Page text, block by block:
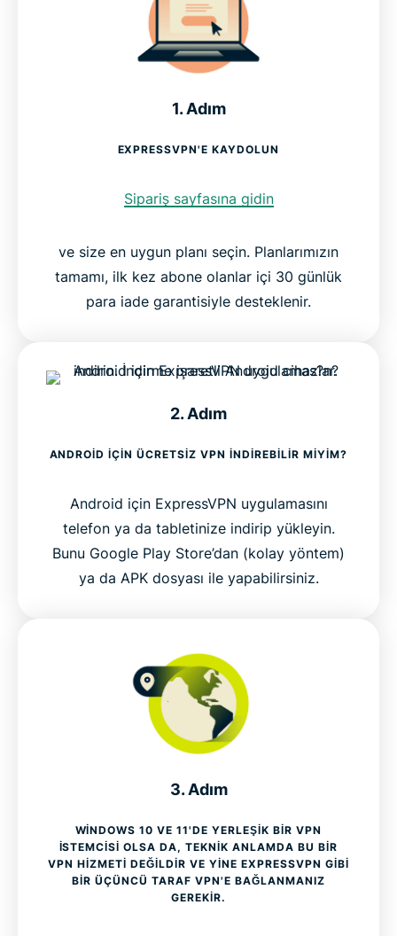
1. Adım
EXPRESSVPN'E KAYDOLUN
Sipariş sayfasına gidin
ve size en uygun planı seçin. Planlarımızın
tamamı, ilk kez abone olanlar içi 30 günlük
para iade garantisiyle desteklenir.
2. Adım
ANDROID IÇIN ÜCRETSIZ VPN INDIREBILIR MIYIM?
Android için ExpressVPN uygulamasını
telefon ya da tabletinize indirip yükleyin.
Bunu Google Play Store’dan (kolay yöntem)
ya da APK dosyası ile yapabilirsiniz.
3. Adım
WINDOWS 10 VE 11'DE YERLEŞIK BIR VPN
ISTEMCISI OLSA DA, TEKNIK ANLAMDA BU BIR
VPN HIZMETI DEĞILDIR VE YINE EXPRESSVPN GIBI
BIR ÜÇÜNCÜ TARAF VPN'E BAĞLANMANIZ
GEREKIR.